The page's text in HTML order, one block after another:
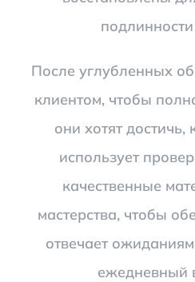
После углубленных
клиентом, чтобы
они хотят
использует
качественные
мастерства, чтобы
отвечает
ежедневный